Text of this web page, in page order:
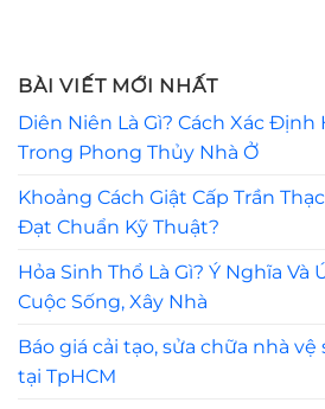
BÀI VIẾT MỚI NHẤT
Diên Niên Là Gì? Cách Xác
Trong Phong Thủy Nhà Ở
Khoảng Cách Giật Cấp Trần
Đạt Chuẩn Kỹ Thuật?
Hỏa Sinh Thổ Là Gì? Ý Nghĩa
Cuộc Sống, Xây Nhà
Báo giá cải tạo, sửa chữa nhà
tại TpHCM